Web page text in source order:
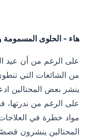
هاء - الحلوى المسمومة
على الرغم من أن عيد
من الشائعات التي
ينشر بعض المحتالين
على الرغم من ندرتها،
مواد خطرة في
المحتالين ينشرون